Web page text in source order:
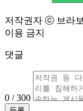
저작권자 ⓒ 브라
이용 금지
댓글
0 / 300